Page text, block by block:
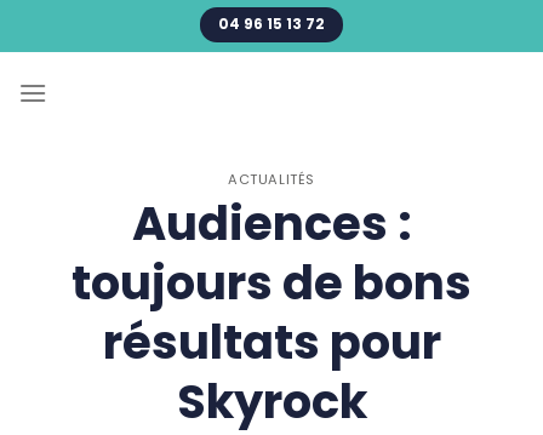
au
04 96 15 13 72
ACTUALITÉS
Audiences :
toujours de bons
résultats pour
Skyrock